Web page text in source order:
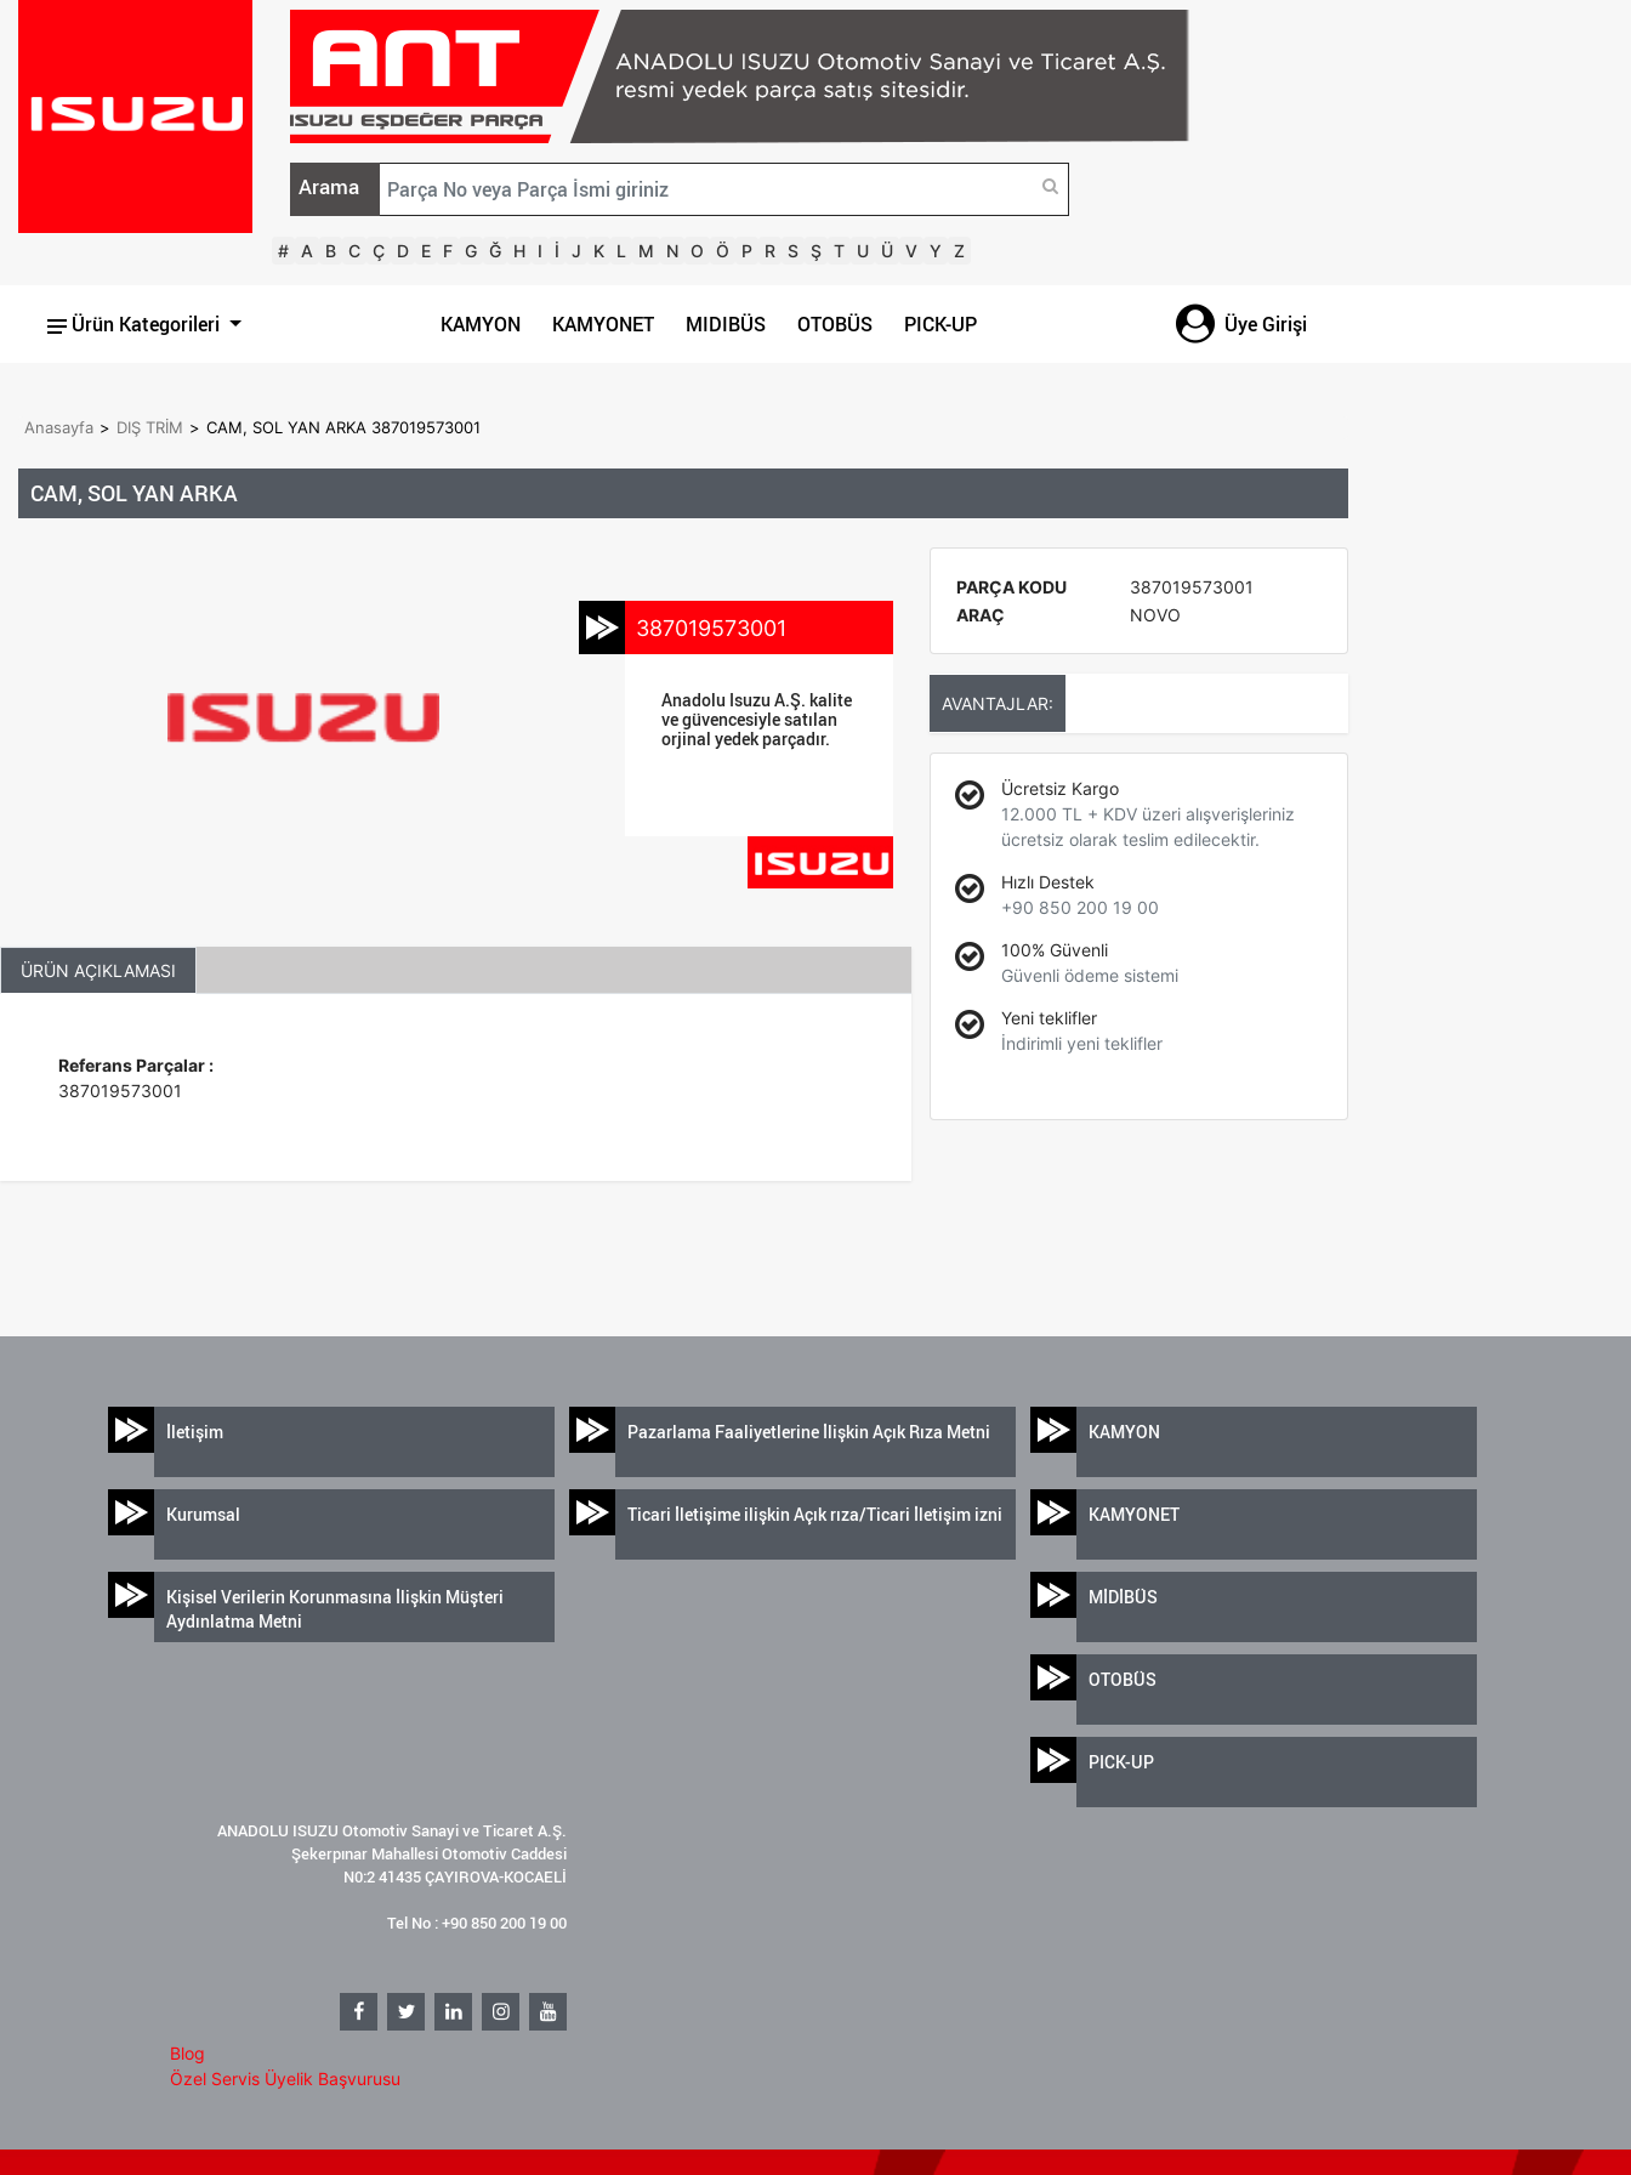
Arama
# A B C Ç D E F G Ğ H I İ J K L M N O Ö P R S Ş T U Ü V Y Z
Ürün Kategorileri KAMYON KAMYONET MIDIBÜS OTOBÜS PICK-UP Üye Girişi
Anasayfa > DIŞ TRİM > CAM, SOL YAN ARKA 387019573001
CAM, SOL YAN ARKA
387019573001
Anadolu Isuzu A.Ş. kalite
ve güvencesiyle satılan
orjinal yedek parçadır.
ÜRÜN AÇIKLAMASI
Referans Parçalar :
387019573001
PARÇA KODU
387019573001
ARAÇ
NOVO
AVANTAJLAR:
Ücretsiz Kargo
12.000 TL + KDV üzeri alışverişleriniz
ücretsiz olarak teslim edilecektir.
Hızlı Destek
+90 850 200 19 00
100% Güvenli
Güvenli ödeme sistemi
Yeni teklifler
İndirimli yeni teklifler
İletişim
Kurumsal
Kişisel Verilerin Korunmasına İlişkin Müşteri
Aydınlatma Metni
Pazarlama Faaliyetlerine İlişkin Açık Rıza Metni
Ticari İletişime ilişkin Açık rıza/Ticari İletişim izni
KAMYON
KAMYONET
MİDİBÜS
OTOBÜS
PICK-UP
ANADOLU ISUZU Otomotiv Sanayi ve Ticaret A.Ş.
Şekerpınar Mahallesi Otomotiv Caddesi
N0:2 41435 ÇAYIROVA-KOCAELİ
Tel No : +90 850 200 19 00
Blog
Özel Servis Üyelik Başvurusu